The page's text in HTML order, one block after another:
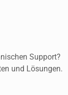
Support?
und Lösungen.